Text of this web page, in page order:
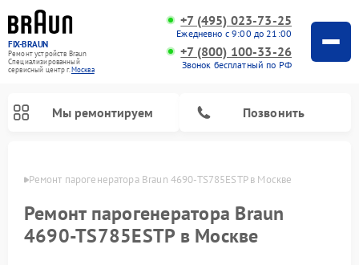
FIX-BRAUN
Ремонт устройств Braun
Специализированный
cервисный центр г.Москва
+7 (495) 023-73-25
Ежедневно с 9:00 до 21:00
+7 (800) 100-33-26
Звонок бесплатный по РФ
Мы ремонтируем Позвонить
Ремонт парогенератора Braun 4690-TS785ESTP в Москве
Ремонт парогенератора Braun
4690-TS785ESTP в Москве